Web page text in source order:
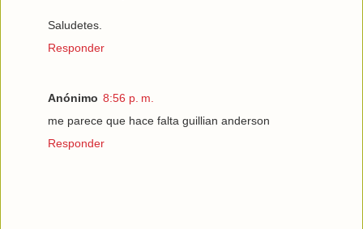
Saludetes.
Responder
Anónimo 8:56 p. m.
me parece que hace falta guillian anderson
Responder